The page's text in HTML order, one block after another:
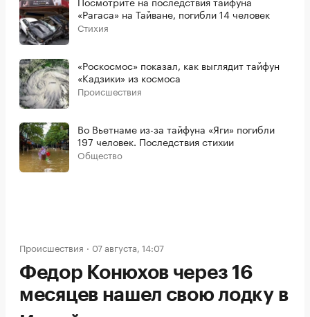
«Рагаса» на Тайване, погибли 14 человек
Стихия
«Роскосмос» показал, как выглядит тайфун
«Кадзики» из космоса
Происшествия
Во Вьетнаме из-за тайфуна «Яги» погибли
197 человек. Последствия стихии
Общество
Происшествия 07 августа, 14:07
Федор Конюхов через 16
месяцев нашел свою лодку в